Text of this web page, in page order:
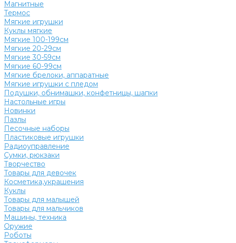
Магнитные
Термос
Мягкие игрушки
Куклы мягкие
Мягкие 100-199см
Мягкие 20-29см
Мягкие 30-59см
Мягкие 60-99см
Мягкие брелоки, аппаратные
Мягкие игрушки с пледом
Подушки, обнимашки, конфетницы, шапки
Настольные игры
Новинки
Пазлы
Песочные наборы
Пластиковые игрушки
Радиоуправление
Сумки, рюкзаки
Творчество
Товары для девочек
Косметика,украшения
Куклы
Товары для малышей
Товары для мальчиков
Машины, техника
Оружие
Роботы